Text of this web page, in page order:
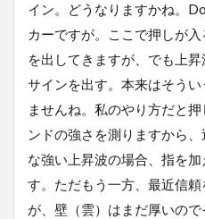
イン。どうなりますかね。
カーですが。ここで押しが
を出してきますが、でも上
サインを出す。本来はそう
ませんね。私のやり方だと
ンドの強さを測りますから
な強い上昇波の場合、指を
す。ただもう一方、最近信
が、壁（雲）はまだ厚いの